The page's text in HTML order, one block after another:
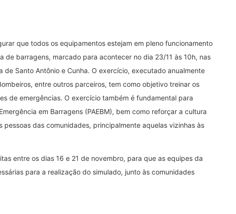
que todos os equipamentos estejam em pleno funcionamento
de barragens, marcado para acontecer no dia 23/11 às 10h, nas
de Santo Antônio e Cunha. O exercício, executado anualmente
entre outros parceiros, tem como objetivo treinar os
de emergências. O exercício também é fundamental para
em Barragens (PAEBM), bem como reforçar a cultura
das comunidades, principalmente aquelas vizinhas às
entre os dias 16 e 21 de novembro, para que as equipes da
para a realização do simulado, junto às comunidades